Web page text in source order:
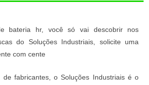
bateria hr, você só vai descobrir nos
do Soluções Industriais, solicite uma
com cente
de fabricantes, o Soluções Industriais é o